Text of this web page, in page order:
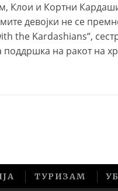
Клои и Кортни
девојки не се
the Kardashians“,
поддршка на ракот на
ТУРИЗАМ